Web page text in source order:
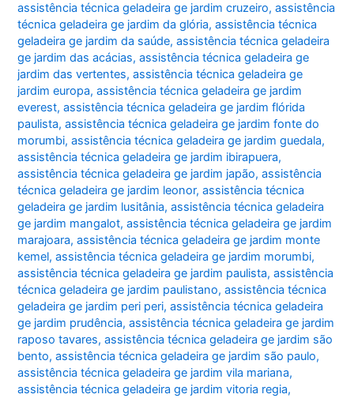
assistência técnica geladeira ge jardim cruzeiro,assistência
técnica geladeira ge jardim da glória,assistência técnica
geladeira ge jardim da saúde,assistência técnica geladeira
ge jardim das acácias,assistência técnica geladeira ge
jardim das vertentes,assistência técnica geladeira ge
jardim europa,assistência técnica geladeira ge jardim
everest,assistência técnica geladeira ge jardim flórida
paulista,assistência técnica geladeira ge jardim fonte do
morumbi,assistência técnica geladeira ge jardim guedala,
assistência técnica geladeira ge jardim ibirapuera,
assistência técnica geladeira ge jardim japão,assistência
técnica geladeira ge jardim leonor,assistência técnica
geladeira ge jardim lusitânia,assistência técnica geladeira
ge jardim mangalot,assistência técnica geladeira ge jardim
marajoara,assistência técnica geladeira ge jardim monte
kemel,assistência técnica geladeira ge jardim morumbi,
assistência técnica geladeira ge jardim paulista,assistência
técnica geladeira ge jardim paulistano,assistência técnica
geladeira ge jardim peri peri,assistência técnica geladeira
ge jardim prudência,assistência técnica geladeira ge jardim
raposo tavares,assistência técnica geladeira ge jardim são
bento,assistência técnica geladeira ge jardim são paulo,
assistência técnica geladeira ge jardim vila mariana,
assistência técnica geladeira ge jardim vitoria regia,